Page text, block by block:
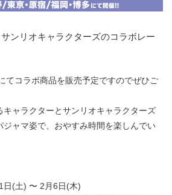
サンリオキャラクターズのコラボレー
てコラボ商品を販売予定ですのでぜひご
ャラクターとサンリオキャラクターズ
ジャマ姿で、おやすみ時間を楽しんでい
日(土) 〜 2月6日(木)